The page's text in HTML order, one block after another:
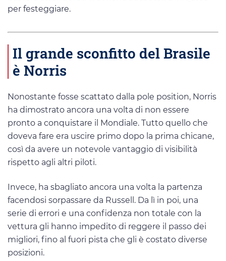
per festeggiare.
Il grande sconfitto del Brasile
è Norris
Nonostante fosse scattato dalla pole position, Norris
ha dimostrato ancora una volta di non essere
pronto a conquistare il Mondiale. Tutto quello che
doveva fare era uscire primo dopo la prima chicane,
così da avere un notevole vantaggio di visibilità
rispetto agli altri piloti.
Invece, ha sbagliato ancora una volta la partenza
facendosi sorpassare da Russell. Da lì in poi, una
serie di errori e una confidenza non totale con la
vettura gli hanno impedito di reggere il passo dei
migliori, fino al fuori pista che gli è costato diverse
posizioni.